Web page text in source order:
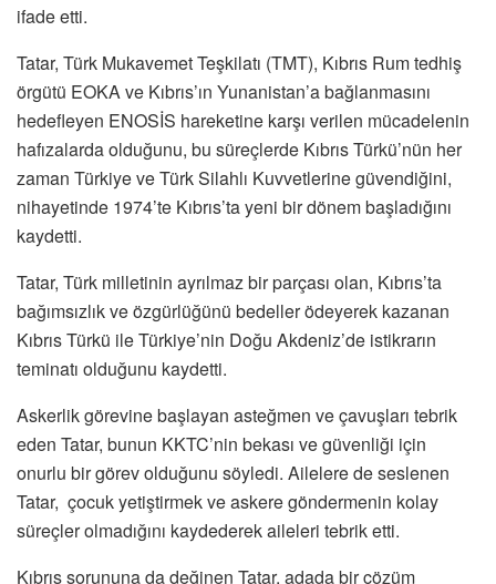
ifade etti.
Tatar, Türk Mukavemet Teşkilatı (TMT), Kıbrıs Rum tedhiş
örgütü EOKA ve Kıbrıs’ın Yunanistan’a bağlanmasını
hedefleyen ENOSİS hareketine karşı verilen mücadelenin
hafızalarda olduğunu, bu süreçlerde Kıbrıs Türkü’nün her
zaman Türkiye ve Türk Silahlı Kuvvetlerine güvendiğini,
nihayetinde 1974’te Kıbrıs’ta yeni bir dönem başladığını
kaydetti.
Tatar, Türk milletinin ayrılmaz bir parçası olan, Kıbrıs’ta
bağımsızlık ve özgürlüğünü bedeller ödeyerek kazanan
Kıbrıs Türkü ile Türkiye’nin Doğu Akdeniz’de istikrarın
teminatı olduğunu kaydetti.
Askerlik görevine başlayan asteğmen ve çavuşları tebrik
eden Tatar, bunun KKTC’nin bekası ve güvenliği için
onurlu bir görev olduğunu söyledi. Ailelere de seslenen
Tatar, çocuk yetiştirmek ve askere göndermenin kolay
süreçler olmadığını kaydederek aileleri tebrik etti.
Kıbrıs sorununa da değinen Tatar, adada bir çözüm